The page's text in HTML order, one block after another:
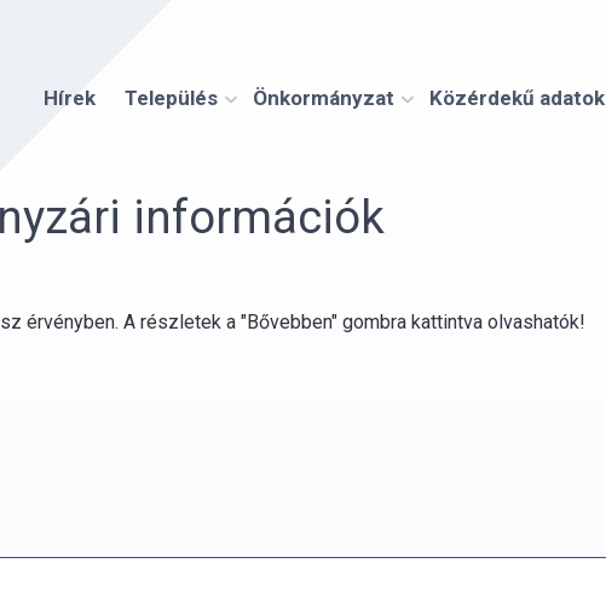
Hírek Település Önkormányzat Közérdekű adatok
információk
érvényben. A részletek a "Bővebben" gombra kattintva olvashatók!